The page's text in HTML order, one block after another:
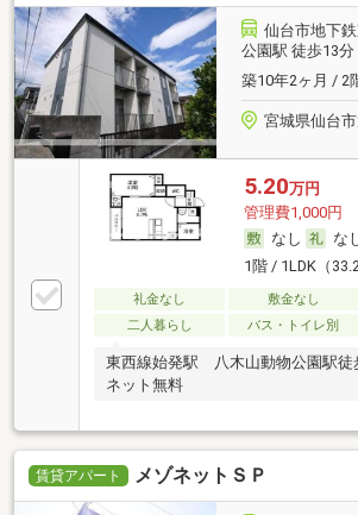
仙台市地下
公園駅 徒歩13分
築10年2ヶ月 / 2
宮城県仙台
5.20万円
管理費1,000円
なし
な
1階 / 1LDK（
礼金なし 敷金なし
二人暮らし
バス・トイレ別
東西線始発駅 八木山動物公園駅徒
ネット無料
賃貸アパート メゾネットＳＰ